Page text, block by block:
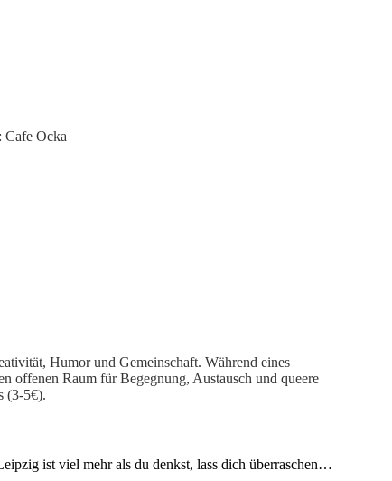
Humor und Gemeinschaft. Während eines
offenen Raum für Begegnung, Austausch und queere
(3-5€).
ist viel mehr als du denkst, lass dich überraschen…